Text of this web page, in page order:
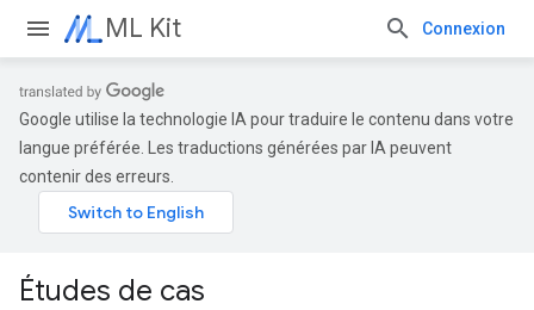
ML Kit Connexion
Google utilise la technologie IA pour traduire le contenu dans votre
langue préférée. Les traductions générées par IA peuvent
contenir des erreurs.
Études de cas